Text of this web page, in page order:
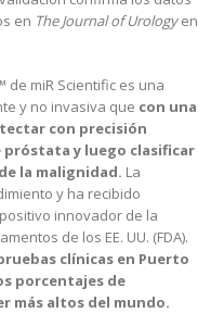
en The Journal of Urologyen
de miR Scientific es una
y no invasiva que con una
con precisión
próstata y luego clasificar
la malignidad. La
y ha recibido
innovador de la
de los EE. UU. (FDA).
clínicas en Puerto
porcentajes de
más altos del mundo.